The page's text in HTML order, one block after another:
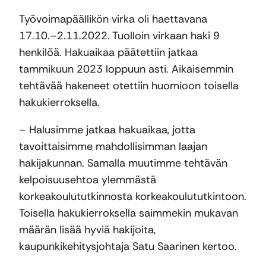
Työvoimapäällikön virka oli haettavana
17.10.–2.11.2022. Tuolloin virkaan haki 9
henkilöä. Hakuaikaa päätettiin jatkaa
tammikuun 2023 loppuun asti. Aikaisemmin
tehtävää hakeneet otettiin huomioon toisella
hakukierroksella.
– Halusimme jatkaa hakuaikaa, jotta
tavoittaisimme mahdollisimman laajan
hakijakunnan. Samalla muutimme tehtävän
kelpoisuusehtoa ylemmästä
korkeakoulututkinnosta korkeakoulututkintoon.
Toisella hakukierroksella saimmekin mukavan
määrän lisää hyviä hakijoita,
kaupunkikehitysjohtaja Satu Saarinen kertoo.